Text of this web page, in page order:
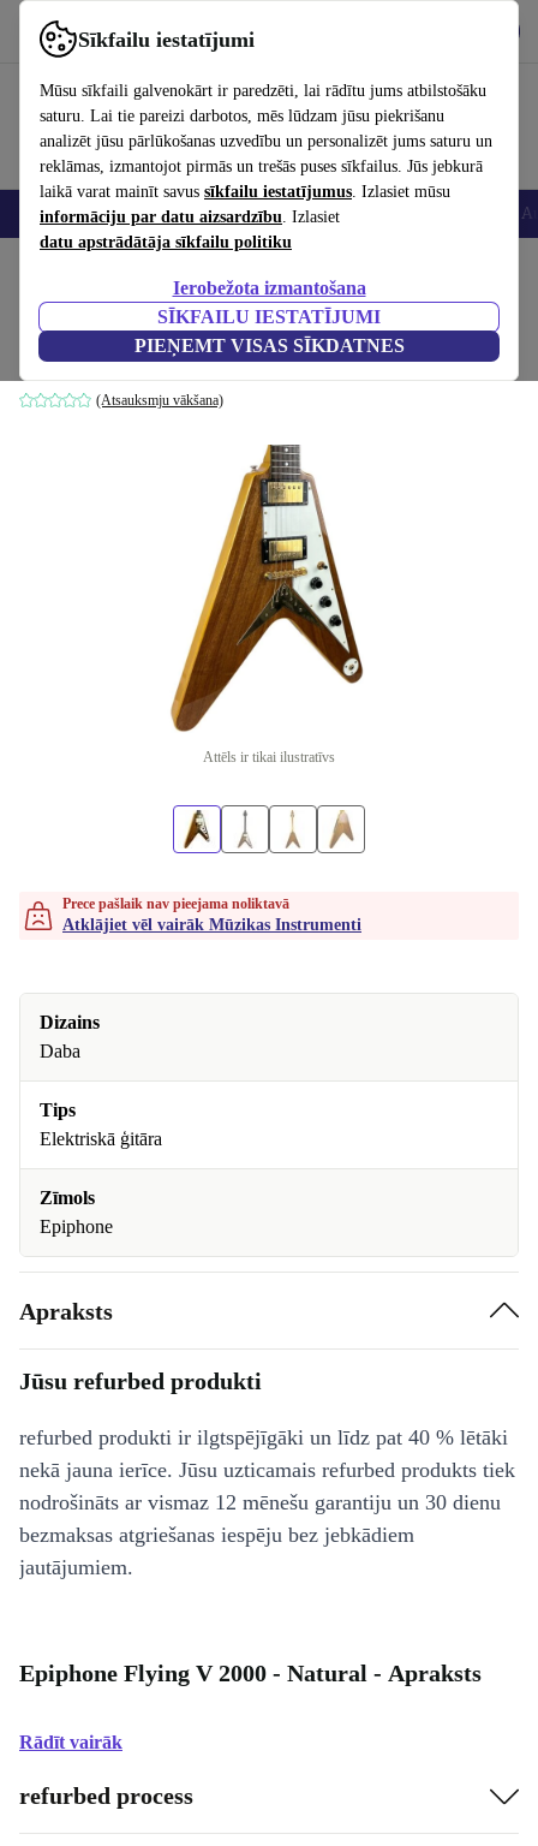
Sīkfailu iestatījumi
Mūsu sīkfaili galvenokārt ir paredzēti, lai rādītu jums atbilstošāku
saturu. Lai tie pareizi darbotos, mēs lūdzam jūsu piekrišanu
analizēt jūsu pārlūkošanas uzvedību un personalizēt jums saturu un
reklāmas, izmantojot pirmās un trešās puses sīkfailus. Jūs jebkurā
laikā varat mainīt savus sīkfailu iestatījumus. Izlasiet mūsu
informāciju par datu aizsardzību. Izlasiet
datu apstrādātāja sīkfailu politiku
Ierobežota izmantošana
SĪKFAILU IESTATĪJUMI
PIEŅEMT VISAS SĪKDATNES
Izmantojiet refurbed ātri un viegli
Viedtālruņi Portatīvie datori Planšetes Viedpulksteņi
Epiphone Flying V 2000 - Natural
Dabas krāsa
(Atsauksmju vākšana)
Attēls ir tikai ilustratīvs
Prece pašlaik nav pieejama noliktavā
Atklājiet vēl vairāk Mūzikas Instrumenti
Dizains
Daba
Tips
Elektriskā ģitāra
Zīmols
Epiphone
Apraksts
Jūsu refurbed produkti
refurbed produkti ir ilgtspējīgāki un līdz pat 40 % lētāki
nekā jauna ierīce. Jūsu uzticamais refurbed produkts tiek
nodrošināts ar vismaz 12 mēnešu garantiju un 30 dienu
bezmaksas atgriešanas iespēju bez jebkādiem
jautājumiem.
Epiphone Flying V 2000 - Natural - Apraksts
Rādīt vairāk
refurbed process